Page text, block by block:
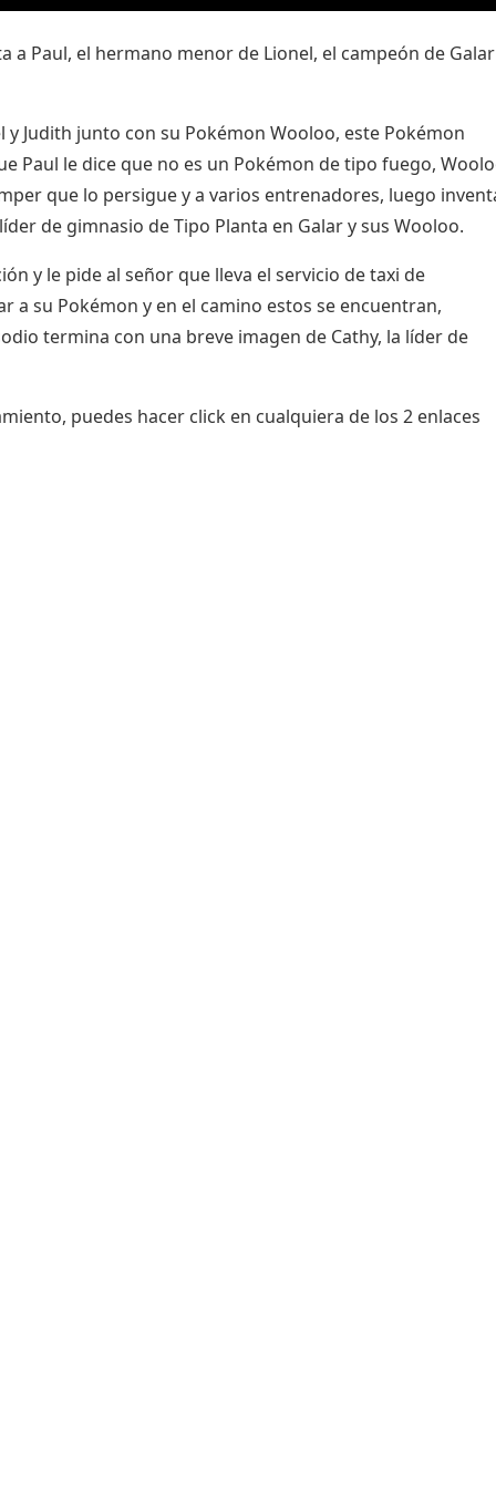
a Paul, el hermano menor de Lionel, el campeón de
Judith junto con su Pokémon Wooloo, este Pokémon
Paul le dice que no es un Pokémon de tipo fuego,
que lo persigue y a varios entrenadores, luego
de gimnasio de Tipo Planta en Galar y sus Wooloo.
y le pide al señor que lleva el servicio de taxi de
a su Pokémon y en el camino estos se encuentran,
termina con una breve imagen de Cathy, la líder de
, puedes hacer click en cualquiera de los 2 enlaces